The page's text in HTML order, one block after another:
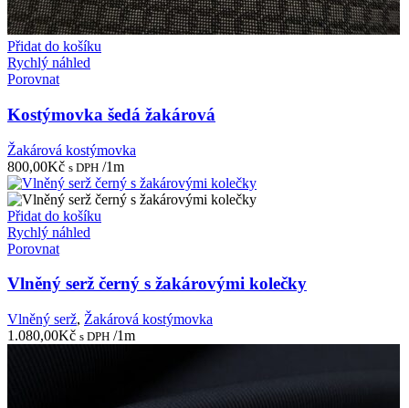
Přidat do košíku
Rychlý náhled
Porovnat
Kostýmovka šedá žakárová
Žakárová kostýmovka
800,00Kč s DPH /1m
Přidat do košíku
Rychlý náhled
Porovnat
Vlněný serž černý s žakárovými kolečky
Vlněný serž, Žakárová kostýmovka
1.080,00Kč s DPH /1m